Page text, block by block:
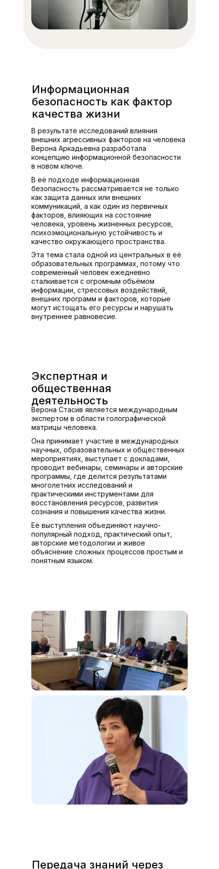
Информационная
безопасность как фактор
качества жизни
В результате исследований влияния
внешних агрессивных факторов на человека
Верона Аркадьевна разработала
концепцию информационной безопасности
в новом ключе.
В её подходе информационная
безопасность рассматривается не только
как защита данных или внешних
коммуникаций, а как один из первичных
факторов, влияющих на состояние
человека, уровень жизненных ресурсов,
психоэмоциональную устойчивость и
качество окружающего пространства.
Эта тема стала одной из центральных в её
образовательных программах, потому что
современный человек ежедневно
сталкивается с огромным объёмом
информации, стрессовых воздействий,
внешних программ и факторов, которые
могут истощать его ресурсы и нарушать
внутреннее равновесие.
Экспертная и
общественная
деятельность
Верона Стасив является международным
экспертом в области голографической
матрицы человека.
Она принимает участие в международных
научных, образовательных и общественных
мероприятиях, выступает с докладами,
проводит вебинары, семинары и авторские
программы, где делится результатами
многолетних исследований и
практическими инструментами для
восстановления ресурсов, развития
сознания и повышения качества жизни.
Её выступления объединяют научно-
популярный подход, практический опыт,
авторские методологии и живое
объяснение сложных процессов простым и
понятным языком.
Передача знаний через